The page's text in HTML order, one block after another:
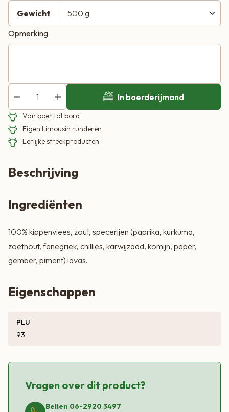
Gewicht
Opmerking
In boerderijmand
Van boer tot bord
Eigen Limousin runderen
Eerlijke streekproducten
Beschrijving
Ingrediënten
100% kippenvlees, zout, specerijen (paprika, kurkuma,
zoethout, fenegriek, chillies, karwijzaad, komijn, peper,
gember, piment) lavas.
Eigenschappen
PLU
93
Vragen over dit product?
Bellen 06-2920 3497